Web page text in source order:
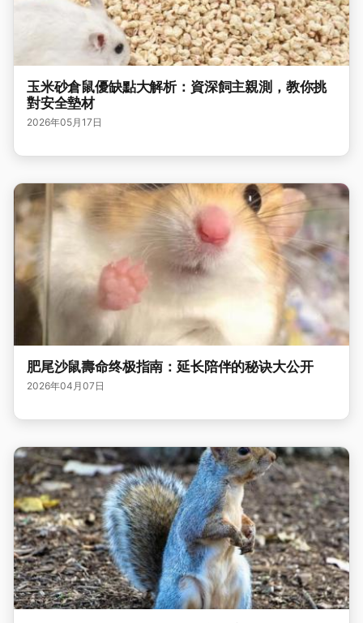
玉米砂倉鼠優缺點大解析：資深飼主親測，教你挑
對安全墊材
2026年05月17日
肥尾沙鼠壽命终极指南：延长陪伴的秘诀大公开
2026年04月07日